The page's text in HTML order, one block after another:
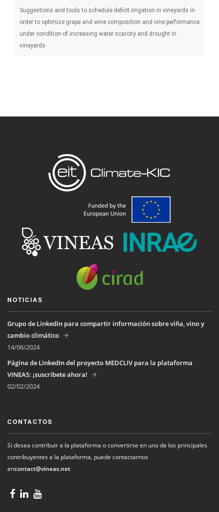
Suggestions and tools to schedule deficit irrigation in vineyards in
order to optimize grape and wine composition and vine performance
under condition of increasing water scarcity and drought in
vineyards
NOTICIAS
Grupo de Linkedin para compartir información sobre viña, vino y
cambio climático
14/06/2024
Página de LinkedIn del proyecto MEDCLIV para la plataforma
VINEAS: ¡suscríbete ahora!
02/02/2024
CONTACTOS
Si desea contribuir a la plataforma o convertirse en uno de los principales
contribuyentes a la plataforma, puede contactarnos
encontact@vineas.net